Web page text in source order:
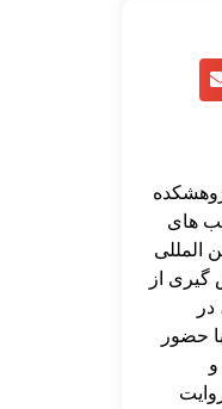
های
المللی
از
حضور